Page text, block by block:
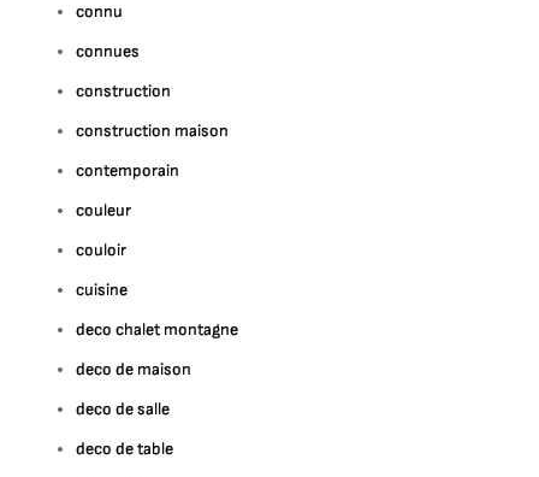
connu
connues
construction
construction maison
contemporain
couleur
couloir
cuisine
deco chalet montagne
deco de maison
deco de salle
deco de table